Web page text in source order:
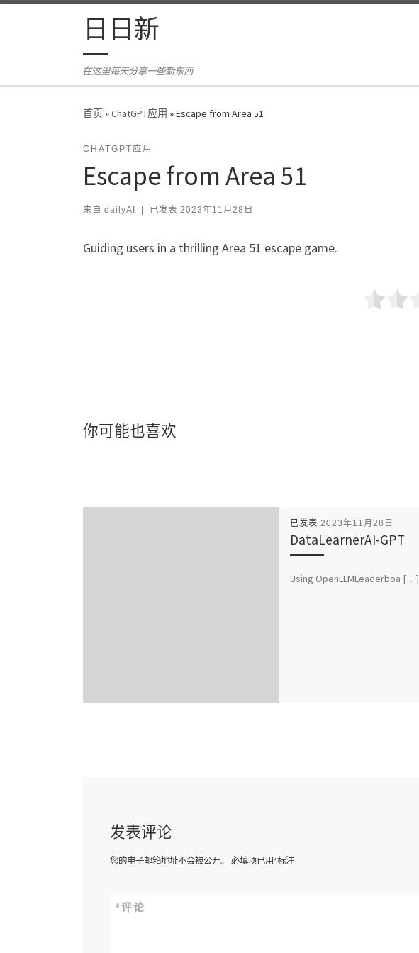
Skip to content日日新
在这里每天分享一些新东西
首页»ChatGPT应用 »Escape from Area 51
CHATGPT应用
Escape from Area 51
来自 dailyAI 已发表 2023年11月28日
Guiding users in a thrilling Area 51 escape game.
你可能也喜欢
已发表 2023年11月28日
DataLearnerAI-GPT
Using OpenLLMLeaderboa […]
发表评论
您的电子邮箱地址不会被公开。 必填项已用*标注
评论
*